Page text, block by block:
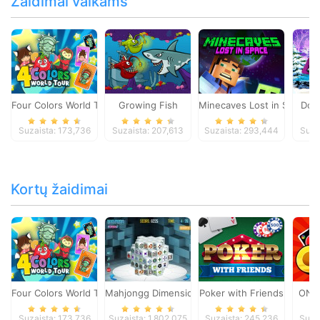
Four Colors World Tour
Suzaista: 173,736
Growing Fish
Suzaista: 207,613
Minecaves Lost in Space
Suzaista: 293,444
Kortų žaidimai
Four Colors World TourMahjongg DimensionsPoker with Friends